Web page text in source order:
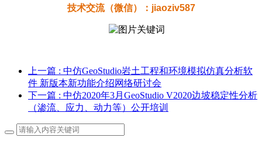
技术交流（微信）：jiaoziv587
上一篇 : 中仿GeoStudio岩土工程和环境模拟仿真分析软
件 新版本新功能介绍网络研讨会
下一篇 : 中仿2020年3月GeoStudio V2020边坡稳定性分析
（渗流、应力、动力等）公开培训